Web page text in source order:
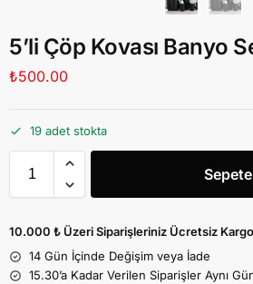
5’li Çöp Kovası Banyo
₺500.00
19 adet stokta
10.000 ₺ Üzeri Siparişleriniz Ücretsiz
14 Gün İçinde Değişim veya İade
15.30’a Kadar Verilen Siparişler Aynı